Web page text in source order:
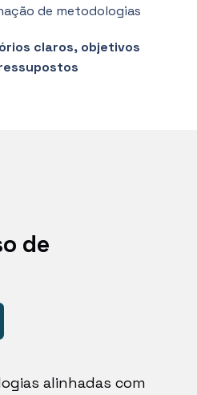
de metodologias
claros, objetivos
de
alinhadas com